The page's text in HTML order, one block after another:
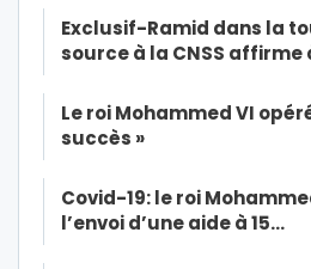
Exclusif-Ramid dans la
source à la CNSS affirme
Le roi Mohammed VI
succès »
Covid-19: le roi
l’envoi d’une aide à 15…